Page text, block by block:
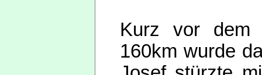
Kurz vor dem
160km wurde